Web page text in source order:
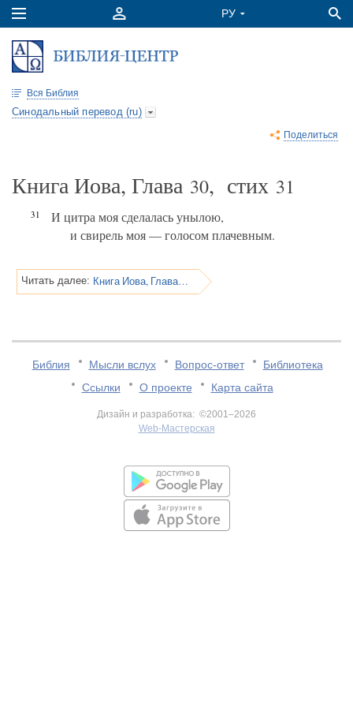
Вся Библия
Синодальный перевод (ru)
Поделиться
Книга Иова, Глава 30, стих 31
31
И цитра моя сделалась унылою,
и свирель моя — голосом плачевным.
Читать далее: Книга Иова, Глава 31
Библия Мысли вслух Вопрос-ответ
Библиотека
Ссылки
О проекте Карта сайта
Дизайн и разработка: ©2001–2026
Web-Мастерская